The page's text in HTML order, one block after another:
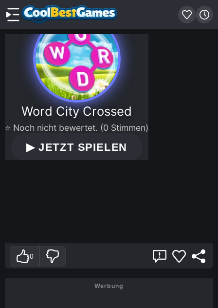
Word City Crossed
⭐ Noch nicht bewertet. (0 Stimmen)
▶ JETZT SPIELEN
0
Werbung